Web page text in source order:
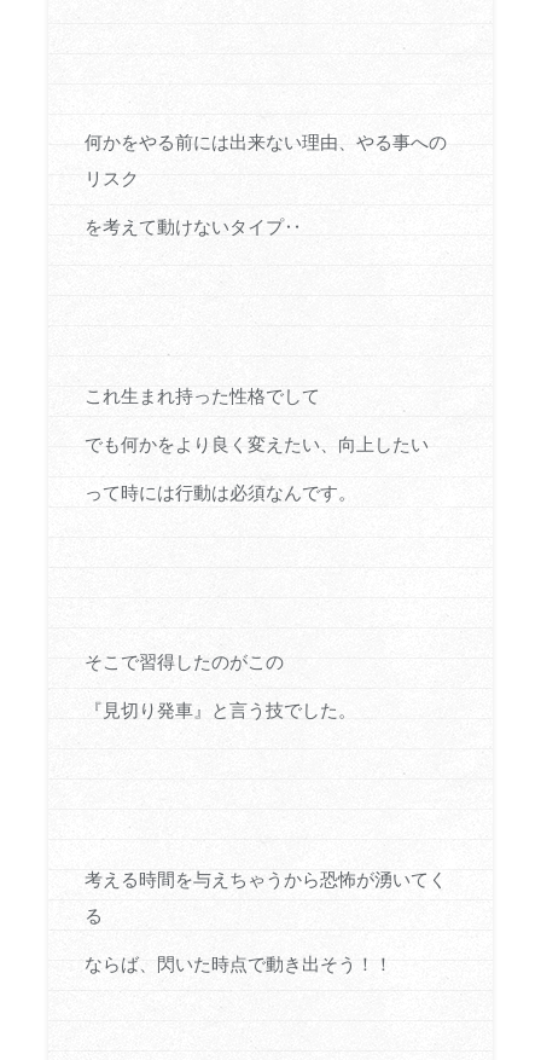
何かをやる前には出来ない理由、やる事への
リスク
を考えて動けないタイプ‥
これ生まれ持った性格でして
でも何かをより良く変えたい、向上したい
って時には行動は必須なんです。
そこで習得したのがこの
『見切り発車』と言う技でした。
考える時間を与えちゃうから恐怖が湧いてく
る
ならば、閃いた時点で動き出そう！！